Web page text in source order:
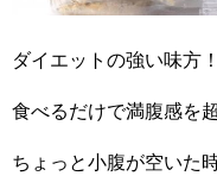
ダイエットの強い味方！
食べるだけで満腹感を
ちょっと小腹が空いた